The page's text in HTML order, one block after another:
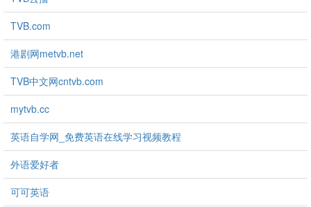
TVB.com
港剧网metvb.net
TVB中文网cntvb.com
mytvb.cc
英语自学网_免费英语在线学习视频教程
外语爱好者
可可英语